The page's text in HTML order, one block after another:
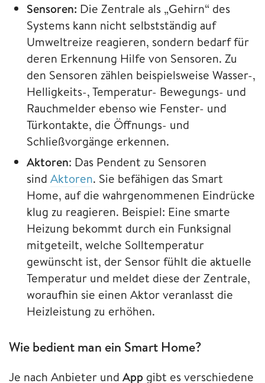
Sensoren: Die Zentrale als „Gehirn“ des
Systems kann nicht selbstständig auf
Umweltreize reagieren, sondern bedarf für
deren Erkennung Hilfe von Sensoren. Zu
den Sensoren zählen beispielsweise Wasser-,
Helligkeits-, Temperatur- Bewegungs- und
Rauchmelder ebenso wie Fenster- und
Türkontakte, die Öffnungs- und
Schließvorgänge erkennen.
Aktoren: Das Pendent zu Sensoren
sind Aktoren. Sie befähigen das Smart
Home, auf die wahrgenommenen Eindrücke
klug zu reagieren. Beispiel: Eine smarte
Heizung bekommt durch ein Funksignal
mitgeteilt, welche Solltemperatur
gewünscht ist, der Sensor fühlt die aktuelle
Temperatur und meldet diese der Zentrale,
woraufhin sie einen Aktor veranlasst die
Heizleistung zu erhöhen.
Wie bedient man ein Smart Home?
Je nach Anbieter und App gibt es verschiedene